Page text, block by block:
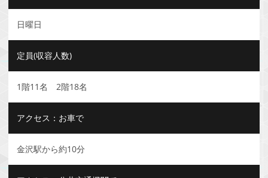
日曜日
定員(収容人数)
1階11名 2階18名
アクセス：お車で
金沢駅から約10分